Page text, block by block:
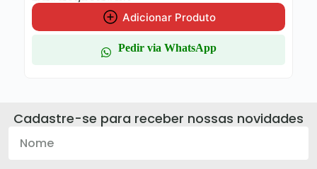
Adicionar Produto
Pedir via WhatsApp
Cadastre-se para receber nossas novidades